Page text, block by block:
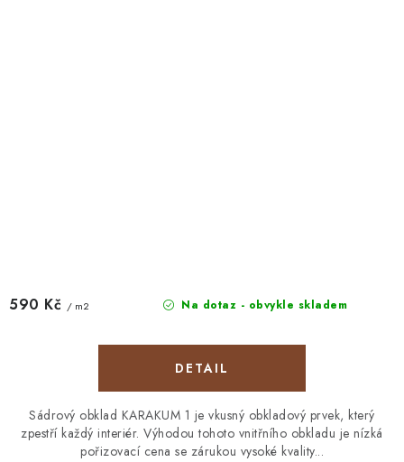
Na dotaz - obvykle skladem
590 Kč / m2
Sádrový obklad KARAKUM 1 je vkusný obkladový prvek, který
zpestří každý interiér. Výhodou tohoto vnitřního obkladu je nízká
pořizovací cena se zárukou vysoké kvality...